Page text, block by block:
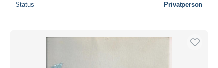
Status Privatperson